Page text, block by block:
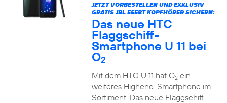
JETZT VORBESTELLEN UND EXKLUSIV
GRATIS JBL E55BT KOPFHÖRER SICHERN:
Das neue HTC
Flaggschiff-
Smartphone U 11 bei
O2
Mit dem HTC U 11 hat O2ein
weiteres Highend-Smartphone im
Sortiment. Das neue Flaggschiff